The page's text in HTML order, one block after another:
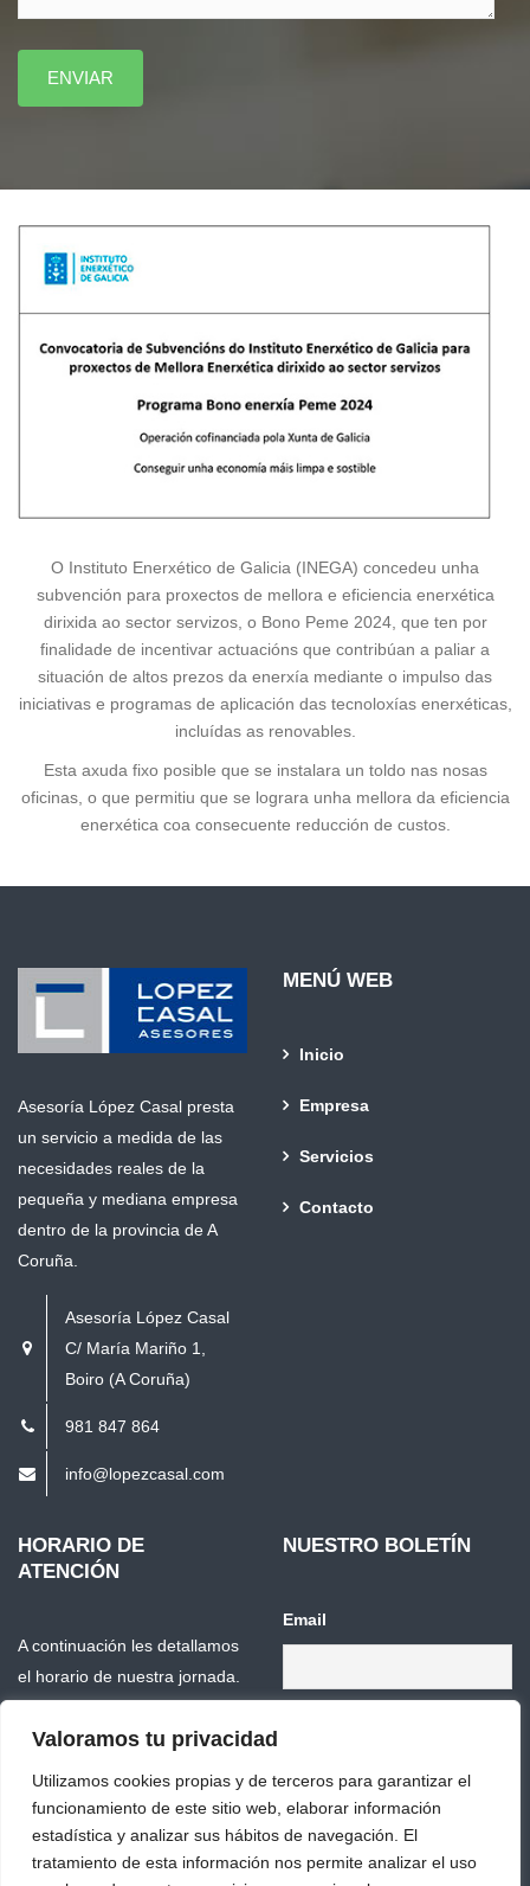
Valoramos tu privacidad
Utilizamos cookies propias y de terceros para garantizar el
funcionamiento de este sitio web, elaborar información
estadística y analizar sus hábitos de navegación. El
tratamiento de esta información nos permite analizar el uso
O Instituto Enerxético de Galicia (INEGA) concedeu unha
subvención para proxectos de mellora e eficiencia enerxética
dirixida ao sector servizos, o Bono Peme 2024, que ten por
finalidade de incentivar actuacións que contribúan a paliar a
situación de altos prezos da enerxía mediante o impulso das
iniciativas e programas de aplicación das tecnoloxías enerxéticas,
incluídas as renovables.
Esta axuda fixo posible que se instalara un toldo nas nosas
oficinas, o que permitiu que se lograra unha mellora da eficiencia
enerxética coa consecuente reducción de custos.
Asesoría López Casal presta
un servicio a medida de las
necesidades reales de la
pequeña y mediana empresa
dentro de la provincia de A
Coruña.
Asesoría López Casal
C/ María Mariño 1,
Boiro (A Coruña)
981 847 864
info@lopezcasal.com
MENÚ WEB
Inicio
Empresa
Servicios
Contacto
HORARIO DE
ATENCIÓN
A continuación les detallamos
el horario de nuestra jornada.
Mañanas
9:00-14:00
Tardes
16:00-19:00
Verano
(Jul/Ago/Sept)
08:30-14:30
NUESTRO BOLETÍN
Email